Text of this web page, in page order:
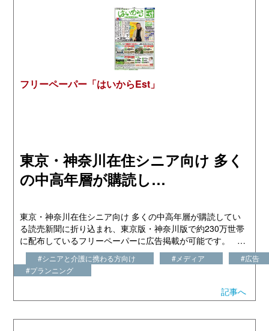
フリーペーパー「はいからEst」
東京・神奈川在住シニア向け 多く
の中高年層が購読し…
東京・神奈川在住シニア向け 多くの中高年層が購読してい
る読売新聞に折り込まれ、東京版・神奈川版で約230万世帯
に配布しているフリーペーパーに広告掲載が可能です。 …
#シニアと介護に携わる方向け #メディア
#広告
#プランニング
記事へ